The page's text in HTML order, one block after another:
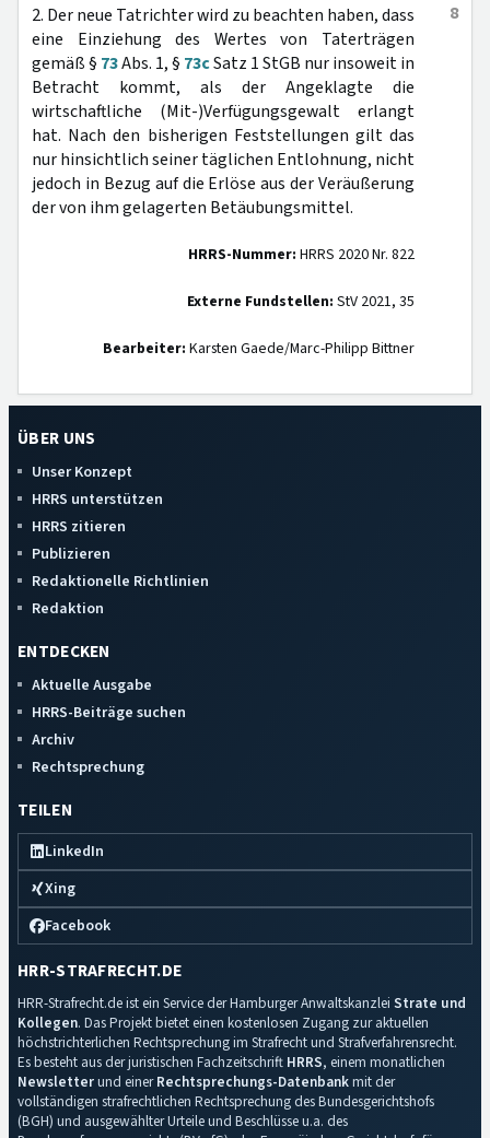
8
2. Der neue Tatrichter wird zu beachten haben, dass
eine Einziehung des Wertes von Taterträgen
gemäß § 73Abs. 1, § 73cSatz 1 StGB nur insoweit in
Betracht kommt, als der Angeklagte die
wirtschaftliche (Mit-)Verfügungsgewalt erlangt
hat. Nach den bisherigen Feststellungen gilt das
nur hinsichtlich seiner täglichen Entlohnung, nicht
jedoch in Bezug auf die Erlöse aus der Veräußerung
der von ihm gelagerten Betäubungsmittel.
HRRS-Nummer: HRRS 2020 Nr. 822
Externe Fundstellen: StV 2021, 35
Bearbeiter: Karsten Gaede/Marc-Philipp Bittner
ÜBER UNS
Unser Konzept
HRRS unterstützen
HRRS zitieren
Publizieren
Redaktionelle Richtlinien
Redaktion
ENTDECKEN
Aktuelle Ausgabe
HRRS-Beiträge suchen
Archiv
Rechtsprechung
TEILEN
LinkedIn
Xing
Facebook
HRR-STRAFRECHT.DE
HRR-Strafrecht.de ist ein Service der Hamburger Anwaltskanzlei Strate und
Kollegen. Das Projekt bietet einen kostenlosen Zugang zur aktuellen
höchstrichterlichen Rechtsprechung im Strafrecht und Strafverfahrensrecht.
Es besteht aus der juristischen Fachzeitschrift HRRS, einem monatlichen
Newsletterund einerRechtsprechungs-Datenbankmit der
vollständigen strafrechtlichen Rechtsprechung des Bundesgerichtshofs
(BGH) und ausgewählter Urteile und Beschlüsse u.a. des